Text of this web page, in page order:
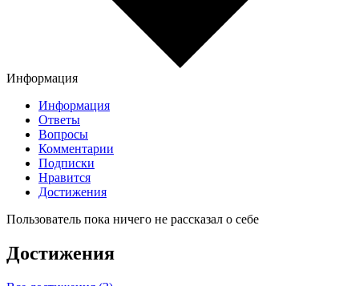
Информация
Информация
Ответы
Вопросы
Комментарии
Подписки
Нравится
Достижения
Пользователь пока ничего не рассказал о себе
Достижения